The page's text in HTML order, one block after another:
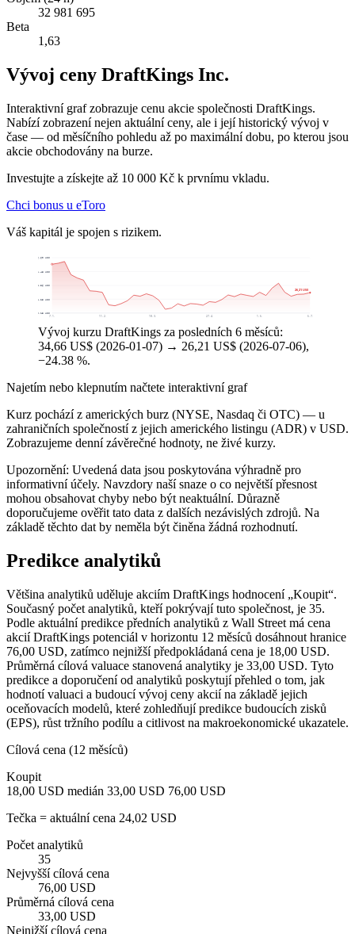
32 981 695
Beta
1,63
Vývoj ceny DraftKings Inc.
Interaktivní graf zobrazuje cenu akcie společnosti DraftKings.
Nabízí zobrazení nejen aktuální ceny, ale i její historický vývoj v
čase — od měsíčního pohledu až po maximální dobu, po kterou jsou
akcie obchodovány na burze.
Investujte a získejte až 10 000 Kč k prvnímu vkladu.
Chci bonus u eToro
Váš kapitál je spojen s rizikem.
20,13 US$
24,25 US$
28,36 US$
32,48 US$
36,60 US$
7. 1. 11. 2. 18. 3. 27. 4. 1. 6. 6. 7.
26,21 US$
Vývoj kurzu DraftKings za posledních 6 měsíců:
34,66 US$ (2026-01-07) → 26,21 US$ (2026-07-06),
−24.38 %.
Najetím nebo klepnutím načtete interaktivní graf
Kurz pochází z amerických burz (NYSE, Nasdaq či OTC) — u
zahraničních společností z jejich amerického listingu (ADR) v USD.
Zobrazujeme denní závěrečné hodnoty, ne živé kurzy.
Upozornění: Uvedená data jsou poskytována výhradně pro
informativní účely. Navzdory naší snaze o co největší přesnost
mohou obsahovat chyby nebo být neaktuální. Důrazně
doporučujeme ověřit tato data z dalších nezávislých zdrojů. Na
základě těchto dat by neměla být činěna žádná rozhodnutí.
Predikce analytiků
Většina analytiků uděluje akciím DraftKings hodnocení „Koupit“.
Současný počet analytiků, kteří pokrývají tuto společnost, je 35.
Podle aktuální predikce předních analytiků z Wall Street má cena
akcií DraftKings potenciál v horizontu 12 měsíců dosáhnout hranice
76,00 USD, zatímco nejnižší předpokládaná cena je 18,00 USD.
Průměrná cílová valuace stanovená analytiky je 33,00 USD. Tyto
predikce a doporučení od analytiků poskytují přehled o tom, jak
hodnotí valuaci a budoucí vývoj ceny akcií na základě jejich
oceňovacích modelů, které zohledňují predikce budoucích zisků
(EPS), růst tržního podílu a citlivost na makroekonomické ukazatele.
Cílová cena (12 měsíců)
Koupit
18,00 USD medián 33,00 USD 76,00 USD
Tečka = aktuální cena 24,02 USD
Počet analytiků
35
Nejvyšší cílová cena
76,00 USD
Průměrná cílová cena
33,00 USD
Nejnižší cílová cena